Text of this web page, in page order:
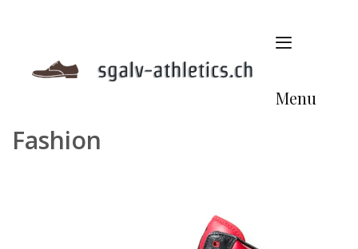
Menu
Fashion